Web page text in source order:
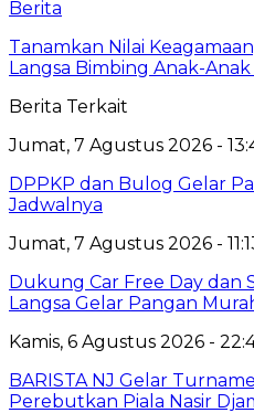
Berita
Tanamkan Nilai
Langsa Bimbing Anak-
Berita Terkait
Jumat, 7 Agustus 2026 -
DPPKP dan Bulog Gelar
Jadwalnya
Jumat, 7 Agustus 2026 -
Dukung Car Free Day dan
Langsa Gelar Pangan
Kamis, 6 Agustus 2026 -
BARISTA NJ Gelar
Perebutkan Piala Nasir